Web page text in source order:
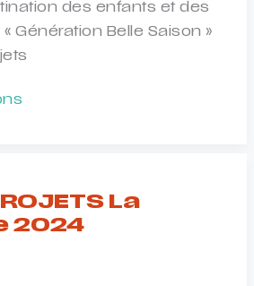
des enfants et des
Génération Belle Saison »
La
2024